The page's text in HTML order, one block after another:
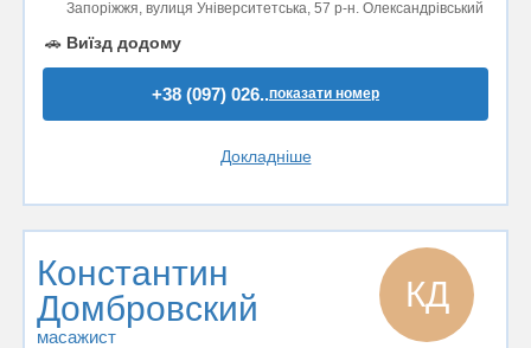
Запоріжжя, вулиця Університетська, 57 р-н. Олександрівський
🚗 Виїзд додому
+38 (097) 026..показати номер
Докладніше
Константин
Домбровский
масажист
КД